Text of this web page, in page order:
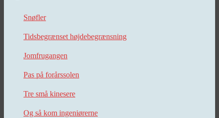
Snøfler
Tidsbegrænset højdebegrænsning
Jomfrugangen
Pas på forårssolen
Tre små kinesere
Og så kom ingeniørerne